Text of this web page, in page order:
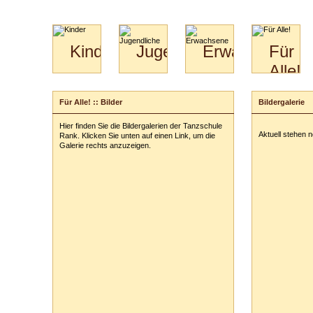
Kinder
Kids
&
Kiga-
Kids
3-
6
JugendlicheErwachsene
Specials
Paare
Hochzeitstanzkurs
Für
Alle!
Bilder
Download
Für Alle! :: Bilder
Hier finden Sie die Bildergalerien der Tanzschule
Rank. Klicken Sie unten auf einen Link, um die
Galerie rechts anzuzeigen.
Bildergalerie
Aktuell stehen